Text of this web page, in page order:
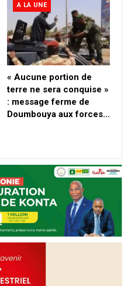
A LA UNE
« Aucune portion de
terre ne sera conquise »
: message ferme de
Doumbouya aux forces…